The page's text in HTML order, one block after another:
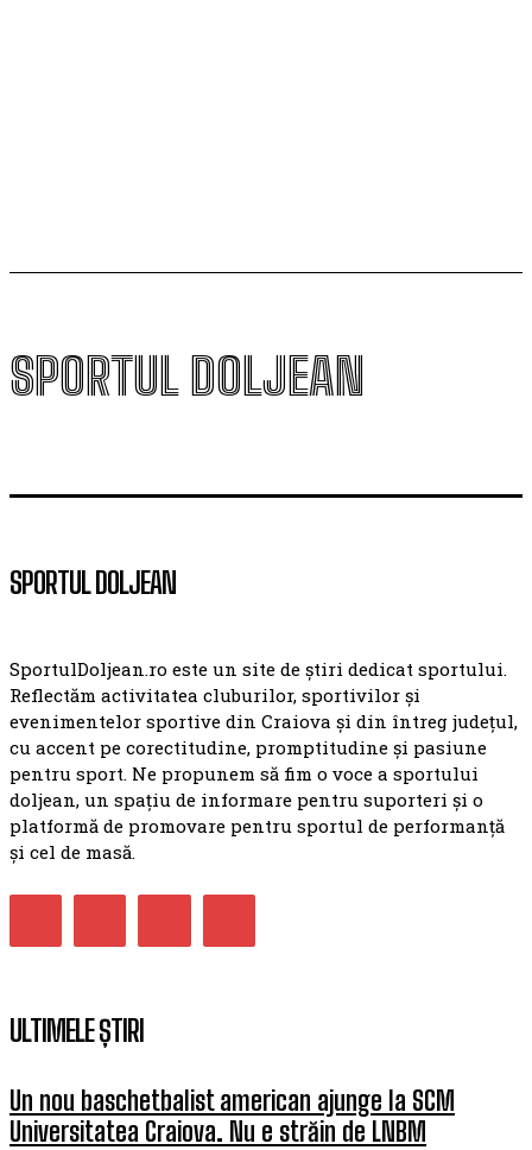
SPORTUL DOLJEAN
SPORTUL DOLJEAN
SportulDoljean.ro este un site de știri dedicat sportului.
Reflectăm activitatea cluburilor, sportivilor și
evenimentelor sportive din Craiova și din întreg județul,
cu accent pe corectitudine, promptitudine și pasiune
pentru sport. Ne propunem să fim o voce a sportului
doljean, un spațiu de informare pentru suporteri și o
platformă de promovare pentru sportul de performanță
și cel de masă.
ULTIMELE ȘTIRI
Un nou baschetbalist american ajunge la SCM
Universitatea Craiova. Nu e străin de LNBM